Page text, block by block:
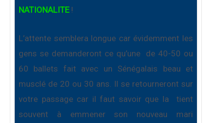
NATIONALITE!
L’attente semblera longue car évidemment les
gens se demanderont ce qu’une de 40-50 ou
60 ballets fait avec un Sénégalais beau et
musclé de 20 ou 30 ans. Il se retourneront sur
votre passage car il faut savoir que la
tient
souvent à emmener son nouveau mari